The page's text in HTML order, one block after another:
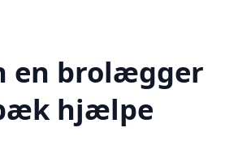
en brolægger
hjælpe